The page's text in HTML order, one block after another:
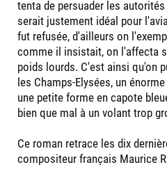
tenta de persuader les
serait justement idéal pour
fut refusée, d'ailleurs on
comme il insistait, on l'affecta
poids lourds. C'est ainsi qu'on
les Champs-Elysées, un
une petite forme en capote
bien que mal à un volant trop
Ce roman retrace les dix
compositeur français Maurice